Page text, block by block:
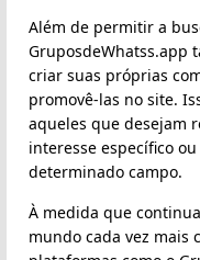
Além de permitir a
GruposdeWhatss.app
criar suas próprias
promovê-las no site.
aqueles que desejam
interesse específico
determinado campo.
À medida que
mundo cada vez mais